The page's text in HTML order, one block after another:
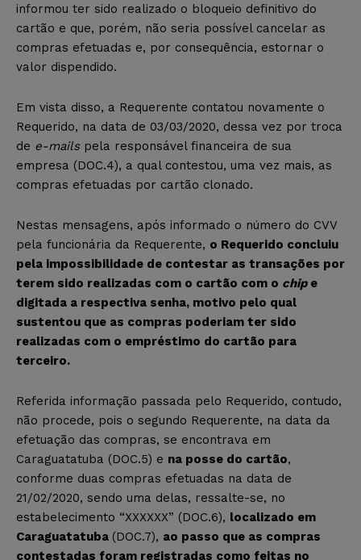
informou ter sido realizado o bloqueio definitivo do
cartão e que, porém, não seria possível cancelar as
compras efetuadas e, por consequência, estornar o
valor dispendido.
Em vista disso, a Requerente contatou novamente o
Requerido, na data de 03/03/2020, dessa vez por troca
de e-mails pela responsável financeira de sua
empresa (DOC.4), a qual contestou, uma vez mais, as
compras efetuadas por cartão clonado.
Nestas mensagens, após informado o número do CVV
pela funcionária da Requerente, o Requerido concluiu
pela impossibilidade de contestar as transações por
terem sido realizadas com o cartão com o chip e
digitada a respectiva senha, motivo pelo qual
sustentou que as compras poderiam ter sido
realizadas com o empréstimo do cartão para
terceiro.
Referida informação passada pelo Requerido, contudo,
não procede, pois o segundo Requerente, na data da
efetuação das compras, se encontrava em
Caraguatatuba (DOC.5) e na posse do cartão,
conforme duas compras efetuadas na data de
21/02/2020, sendo uma delas, ressalte-se, no
estabelecimento “XXXXXX” (DOC.6), localizado em
Caraguatatuba (DOC.7), ao passo que as compras
contestadas foram registradas como feitas no